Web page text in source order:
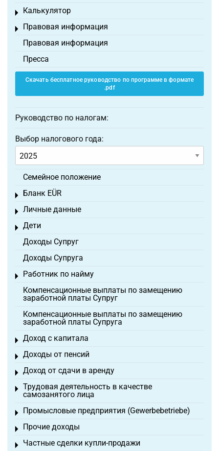
Калькулятор
Toggle menu
Правовая информация
Toggle menu
Правовая информация
Пресса
Скачать бесплатное руководство по программе в формате
.pdf
Руководство по налогам:
Выбор налогового года:
Семейное положение
Бланк EÜR
Toggle menu
Личные данные
Toggle menu
Дети
Toggle menu
Доходы Супруг
Доходы Супруга
Работник по найму
Toggle menu
Компенсационные выплаты по замещению
заработной платы Супруг
Компенсационные выплаты по замещению
заработной платы Супруга
Доход с капитала
Toggle menu
Доходы от пенсий
Toggle menu
Доход от сдачи в аренду
Toggle menu
Трудовая деятельность в качестве
самозанятого лица
Toggle menu
Промысловые предприятия (Gewerbebetriebe)
Toggle menu
Прочие доходы
Toggle menu
Частные сделки купли-продажи
Toggle menu